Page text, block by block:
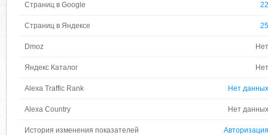
Страниц в Google 22
Страниц в Яндексе 25
Dmoz Нет
Яндекс Каталог Нет
Alexa Traffic Rank Нет данных
Alexa Country Нет данных
История изменения показателей Авторизация